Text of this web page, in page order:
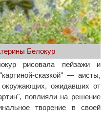
Белокур
рисовала пейзажи и
сказкой" — аисты,
ожидавших от
повлияли на решение
творение в своей